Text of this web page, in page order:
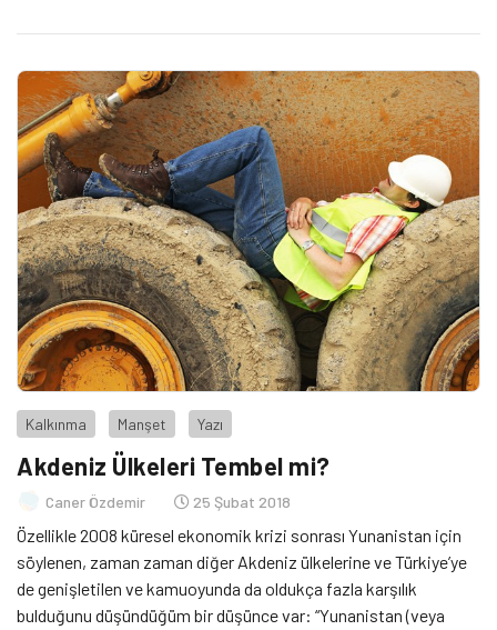
Kalkınma Manşet Yazı
Akdeniz Ülkeleri Tembel mi?
Caner Özdemir 25 Şubat 2018
Özellikle 2008 küresel ekonomik krizi sonrası Yunanistan için
söylenen, zaman zaman diğer Akdeniz ülkelerine ve Türkiye’ye
de genişletilen ve kamuoyunda da oldukça fazla karşılık
bulduğunu düşündüğüm bir düşünce var: “Yunanistan (veya